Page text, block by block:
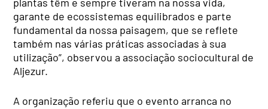
garante de ecossistemas equilibrados e parte
fundamental da nossa paisagem, que se reflete
também nas várias práticas associadas à sua
utilização”, observou a associação sociocultural de
Aljezur.
A organização referiu que o evento arranca no